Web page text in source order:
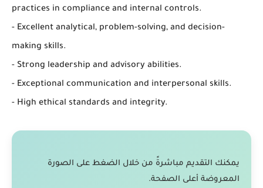
practices in compliance and internal controls.
- Excellent analytical, problem-solving, and decision-
making skills.
- Strong leadership and advisory abilities.
- Exceptional communication and interpersonal skills.
- High ethical standards and integrity.
يمكنك التقديم مباشرةً من خلال الضغط على الصورة
المعروضة أعلى الصفحة.